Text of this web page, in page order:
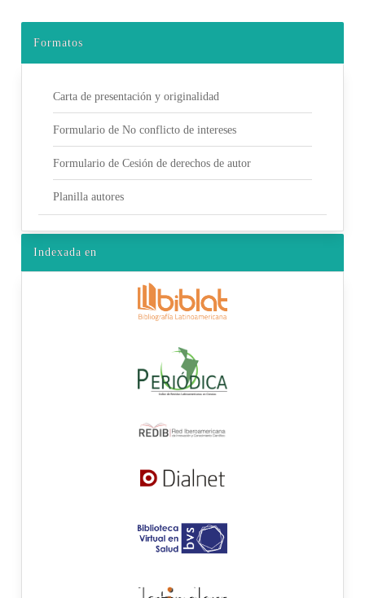
Formatos
Carta de presentación y originalidad
Formulario de No conflicto de intereses
Formulario de Cesión de derechos de autor
Planilla autores
Indexada en